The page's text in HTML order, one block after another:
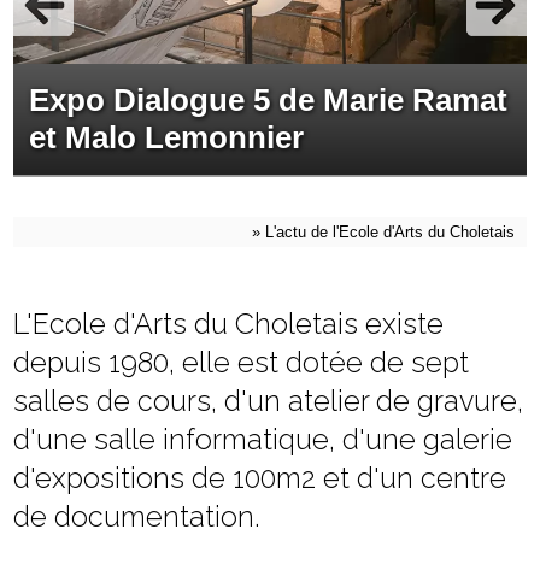
Expo Dialogue 5 de Marie Ramat
et Malo Lemonnier
» L'actu de l'Ecole d'Arts du Choletais
L'Ecole d'Arts du Choletais existe
depuis 1980, elle est dotée de sept
salles de cours, d'un atelier de gravure,
d'une salle informatique, d'une galerie
d'expositions de 100m2 et d'un centre
de documentation.